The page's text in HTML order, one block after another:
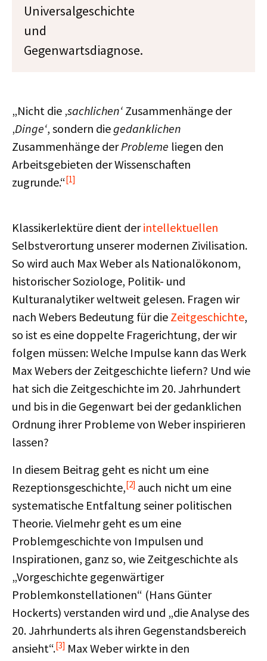
Universalgeschichte
und
Gegenwartsdiagnose.
„Nicht die ‚sachlichen‘ Zusammenhänge der
‚Dinge‘, sondern diegedanklichen
Zusammenhänge derProbleme liegen den
Arbeitsgebieten der Wissenschaften
zugrunde.“[1]
Klassikerlektüre dient derintellektuellen
Selbstverortung unserer modernen Zivilisation.
So wird auch Max Weber als Nationalökonom,
historischer Soziologe, Politik- und
Kulturanalytiker weltweit gelesen. Fragen wir
nach Webers Bedeutung für die Zeitgeschichte,
so ist es eine doppelte Fragerichtung, der wir
folgen müssen: Welche Impulse kann das Werk
Max Webers der Zeitgeschichte liefern? Und wie
hat sich die Zeitgeschichte im 20. Jahrhundert
und bis in die Gegenwart bei der gedanklichen
Ordnung ihrer Probleme von Weber inspirieren
lassen?
In diesem Beitrag geht es nicht um eine
Rezeptionsgeschichte,[2] auch nicht um eine
systematische Entfaltung seiner politischen
Theorie. Vielmehr geht es um eine
Problemgeschichte von Impulsen und
Inspirationen, ganz so, wie Zeitgeschichte als
„Vorgeschichte gegenwärtiger
Problemkonstellationen“ (Hans Günter
Hockerts) verstanden wird und „die Analyse des
20. Jahrhunderts als ihren Gegenstandsbereich
ansieht“.[3] Max Weber wirkte in den